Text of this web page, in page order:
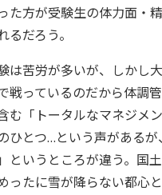
た方が受験生の体力面・
るだろう。
は苦労が多いが、しかし
戦っているのだから体調
む「トータルなマネジメ
ひとつ…という声があるが
というところが違う。国
ったに雪が降らない都心